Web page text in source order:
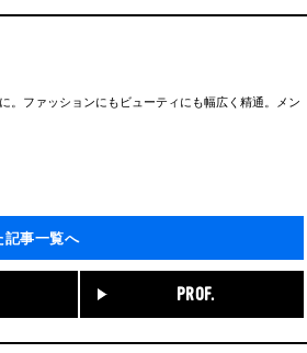
。ファッションにもビューティにも幅広く精通。メン
記事一覧へ
PROF.